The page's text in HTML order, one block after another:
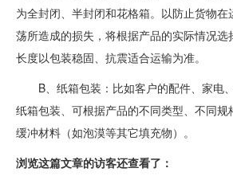
为全封闭、半封闭和花格箱。以防止货物
荡所造成的损失，将根据产品的实际情况选
长度以包装稳固、抗震适合运输为准。
B、纸箱包装：比如客户的配件、家电
纸箱包装、可根据产品的不同类型、不同规
缓冲材料（如泡漠等其它填充物）。
浏览这篇文章的访客还查看了：